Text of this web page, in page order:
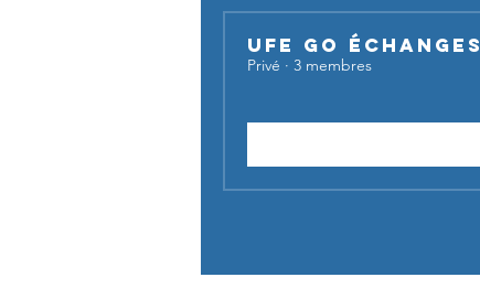
UFE Go Échanges
Privé · 3 membres